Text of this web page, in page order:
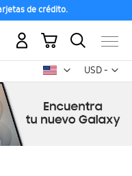
de crédito.
USD -
dólar
Mi carrito